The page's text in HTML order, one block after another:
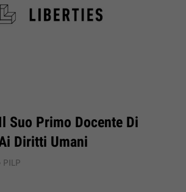
Suo Primo Docente Di
Diritti Umani
PILP